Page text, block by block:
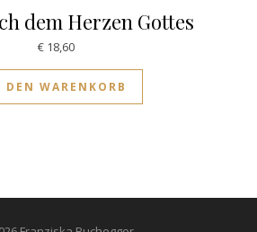
dem Herzen Gottes
€18,60
DEN WARENKORB